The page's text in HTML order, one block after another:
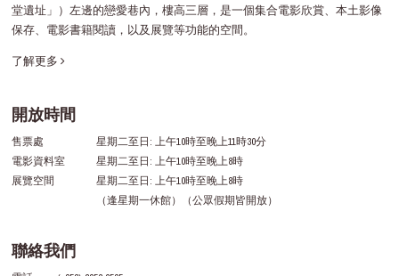
堂遺址」）左邊的戀愛巷內，樓高三層，是一個集合電影欣賞、本土影像
保存、電影書籍閱讀，以及展覽等功能的空間。
了解更多
開放時間
售票處
星期二至日: 上午10時至晚上11時30分
電影資料室
星期二至日: 上午10時至晚上8時
展覽空間
星期二至日: 上午10時至晚上8時
（逢星期一休館）（公眾假期皆開放）
聯絡我們